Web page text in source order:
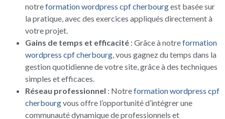
notreformation wordpress cpf cherbourgest basée sur
la pratique, avec des exercices appliqués directement à
votre projet.
Gains de temps et efficacité : Grâce à notreformation
wordpress cpf cherbourg, vous gagnez du temps dans la
gestion quotidienne de votre site, grâce à des techniques
simples et efficaces.
Réseau professionnel : Notreformation wordpress cpf
cherbourgvous offre l’opportunité d’intégrer une
communauté dynamique de professionnels et